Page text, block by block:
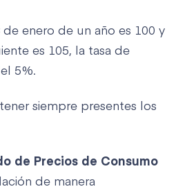
de enero de un año es 100 y
es 105, la tasa de
5%.
siempre presentes los
de Precios de Consumo
de manera